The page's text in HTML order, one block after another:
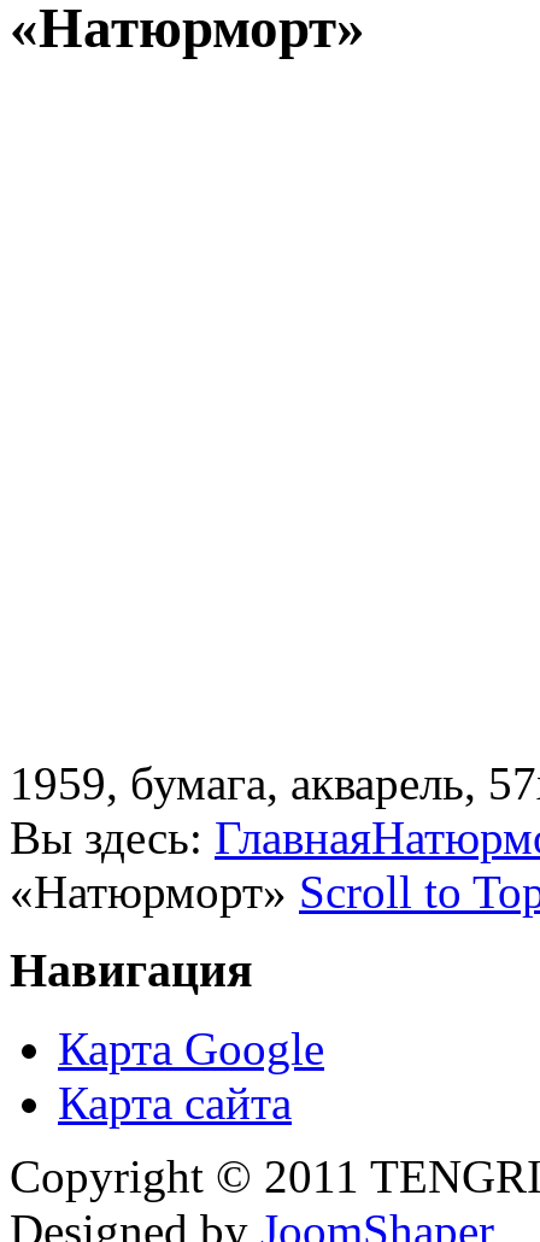
«Натюрморт»
1959, бумага, акварель,
Вы здесь: Главная
«Натюрморт» Scroll to
Навигация
Карта Google
Карта сайта
Copyright © 2011
Designed by JoomShaper